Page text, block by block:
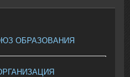
ОБРАЗОВАНИЯ